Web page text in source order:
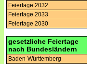
Feiertage 2032
Feiertage 2033
Feiertage 2030
gesetzliche Feiertage
nach Bundesländern
Baden-Württemberg